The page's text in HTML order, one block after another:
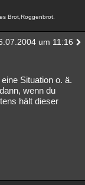
Brot,Roggenbrot.
um 11:16
Situation o. ä.
wenn du
hält dieser